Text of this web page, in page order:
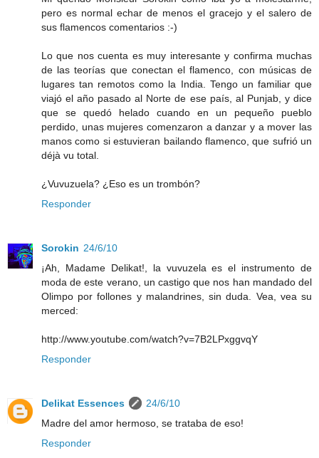
pero es normal echar de menos el gracejo y el salero de
sus flamencos comentarios :-)
Lo que nos cuenta es muy interesante y confirma muchas
de las teorías que conectan el flamenco, con músicas de
lugares tan remotos como la India. Tengo un familiar que
viajó el año pasado al Norte de ese país, al Punjab, y dice
que se quedó helado cuando en un pequeño pueblo
perdido, unas mujeres comenzaron a danzar y a mover las
manos como si estuvieran bailando flamenco, que sufrió un
déjà vu total.
¿Vuvuzuela? ¿Eso es un trombón?
Responder
Sorokin 24/6/10
¡Ah, Madame Delikat!, la vuvuzela es el instrumento de
moda de este verano, un castigo que nos han mandado del
Olimpo por follones y malandrines, sin duda. Vea, vea su
merced:
http://www.youtube.com/watch?v=7B2LPxggvqY
Responder
Delikat Essences
24/6/10
Madre del amor hermoso, se trataba de eso!
Responder